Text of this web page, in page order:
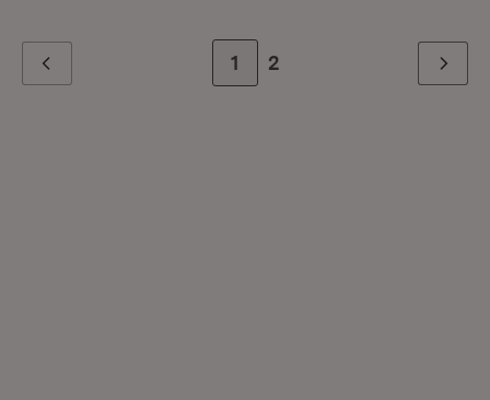
Zur Seite
1 Zur letzten Seite
2 Weiter